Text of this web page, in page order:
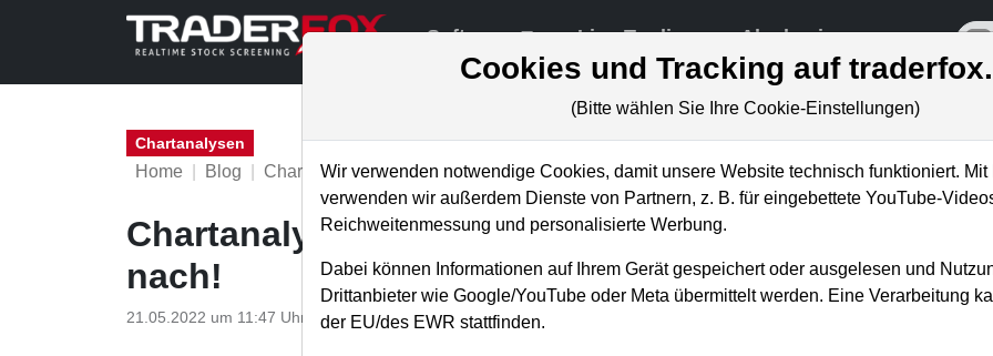
Software Live-Trading Akademie
Chartanalysen
Home Blog Chartanalysen
Chartanalyse Apple: hier kaufe ich (endlich) wieder
nach!
21.05.2022 um 11:47 Uhr P. Uhlschmied
Cookies und Tracking auf
(Bitte wählen Sie Ihre Cookie-Einstellungen)
Wir verwenden notwendige Cookies, damit unsere Website technisch funktioniert.
verwenden wir außerdem Dienste von Partnern, z. B. für eingebettete YouTube-
Reichweitenmessung und personalisierte Werbung.
Dabei können Informationen auf Ihrem Gerät gespeichert oder ausgelesen und
Drittanbieter wie Google/YouTube oder Meta übermittelt werden. Eine Verarbeitung
der EU/des EWR stattfinden.